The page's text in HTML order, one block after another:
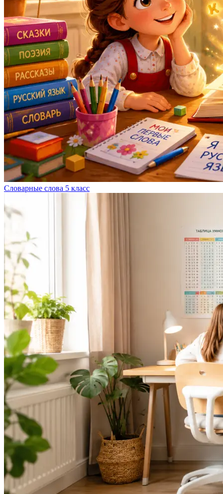
Словарные слова 5 класс